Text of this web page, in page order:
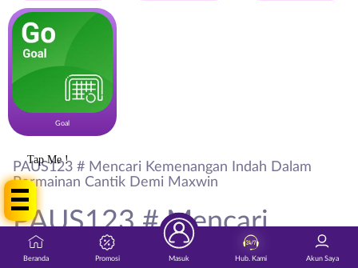
Tap Me !
Goal
PAUS123 # Mencari Kemenangan Indah Dalam
Permainan Cantik Demi Maxwin
PAUS123 # Mencari
Kemenangan Indah Dalam
Beranda Promosi Masuk Hub. Kami Akun Saya